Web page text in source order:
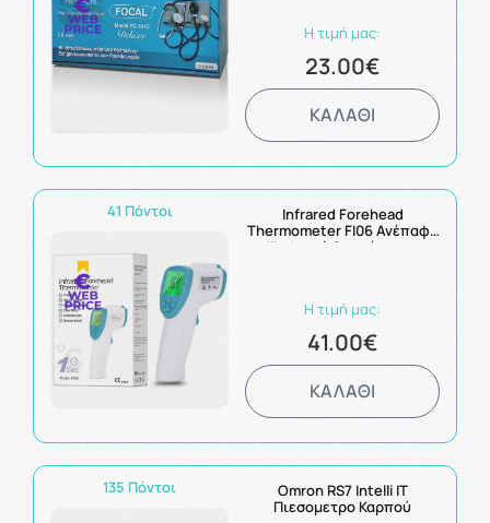
Η τιμή μας:
23.00€
ΚΑΛΑΘΙ
41 Πόντοι
Infrared Forehead
Thermometer FI06 Ανέπαφο
Ψηφιακό Θερμόμετρο
Η τιμή μας:
41.00€
ΚΑΛΑΘΙ
135 Πόντοι
Omron RS7 Intelli IT
Πιεσομετρο Καρπού